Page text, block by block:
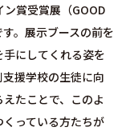
賞受賞展（GOOD
。展示ブースの前を
にしてくれる姿を
援学校の生徒に向
たことで、このよ
っている方たちが